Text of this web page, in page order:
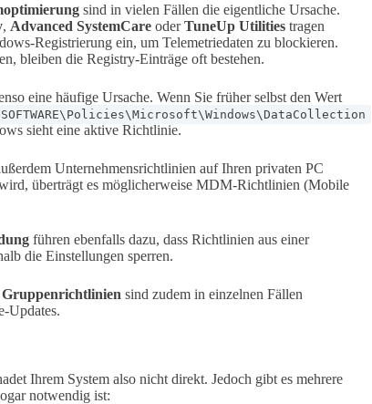
sind in vielen Fällen die eigentliche Ursache.
, Advanced SystemCare oderTuneUp Utilities tragen
Registrierung ein, um Telemetriedaten zu blockieren.
bleiben die Registry-Einträge oft bestehen.
eine häufige Ursache. Wenn Sie früher selbst den Wert
sieht eine aktive Richtlinie.
Unternehmensrichtlinien auf Ihren privaten PC
überträgt es möglicherweise MDM-Richtlinien (Mobile
führen ebenfalls dazu, dass Richtlinien aus einer
die Einstellungen sperren.
Gruppenrichtlinien sind zudem in einzelnen Fällen
Updates.
Ihrem System also nicht direkt. Jedoch gibt es mehrere
notwendig ist: